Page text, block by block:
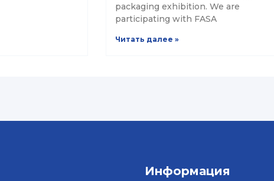
packaging exhibition. We are
participating with FASA
Читать далее »
Информация